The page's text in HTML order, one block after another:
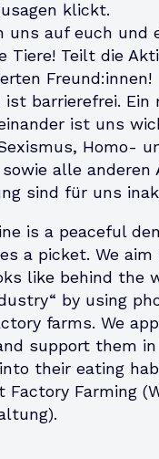
klickt.
uns auf euch und
Tiere! Teilt die
Freund:innen!
ist barrierefrei.
ist uns
Homo-
alle anderen
sind für uns
is a peaceful
a picket. We
like behind the
by using
farms. We
support them
their eating
Factory Farming